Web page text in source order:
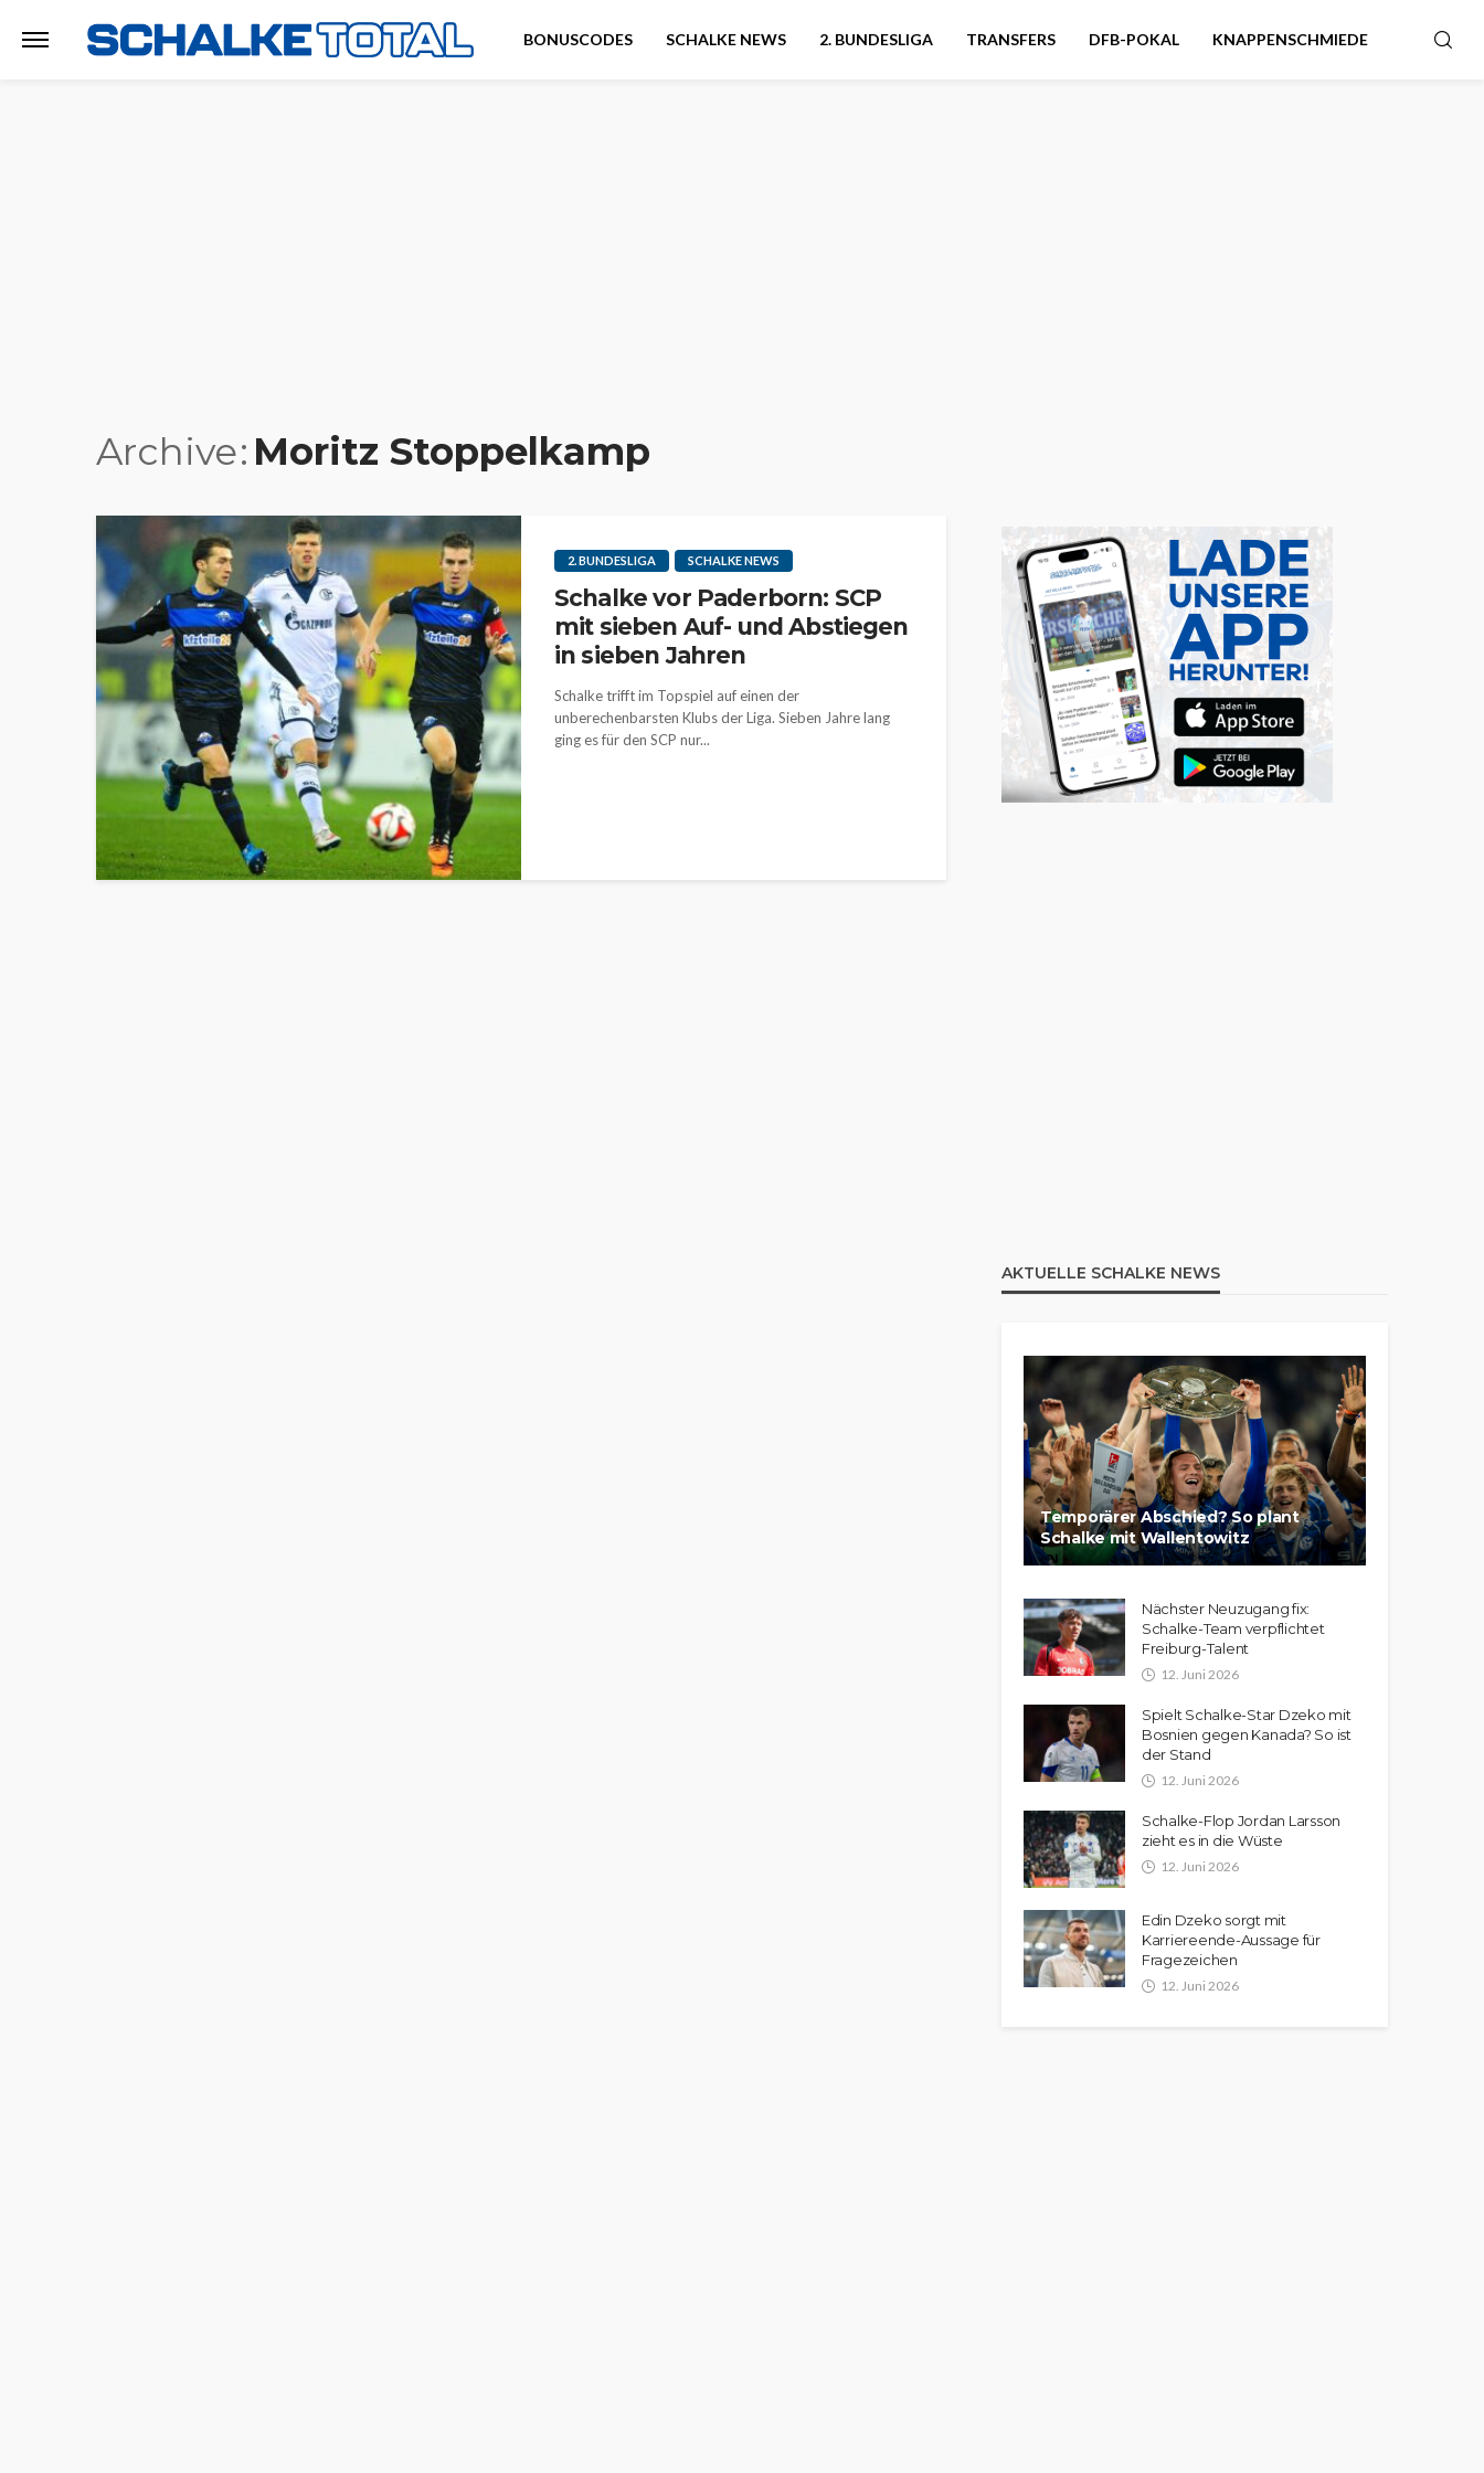
BONUSCODES SCHALKE NEWS 2. BUNDESLIGA TRANSFERS DFB-POKAL KNAPPENSCHMIEDE
Archive Moritz Stoppelkamp
2. BUNDESLIGA SCHALKE NEWS
Schalke vor Paderborn: SCP
mit sieben Auf- und Abstiegen
in sieben Jahren
Schalke trifft im Topspiel auf einen der
unberechenbarsten Klubs der Liga. Sieben Jahre lang
ging es für den SCP nur...
AKTUELLE SCHALKE NEWS
Temporärer Abschied? So plant
Schalke mit Wallentowitz
Nächster Neuzugang fix:
Schalke-Team verpflichtet
Freiburg-Talent
12. Juni 2026
Spielt Schalke-Star Dzeko mit
Bosnien gegen Kanada? So ist
der Stand
12. Juni 2026
Schalke-Flop Jordan Larsson
zieht es in die Wüste
12. Juni 2026
Edin Dzeko sorgt mit
Karriereende-Aussage für
Fragezeichen
12. Juni 2026